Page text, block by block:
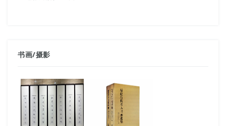
书画/摄影